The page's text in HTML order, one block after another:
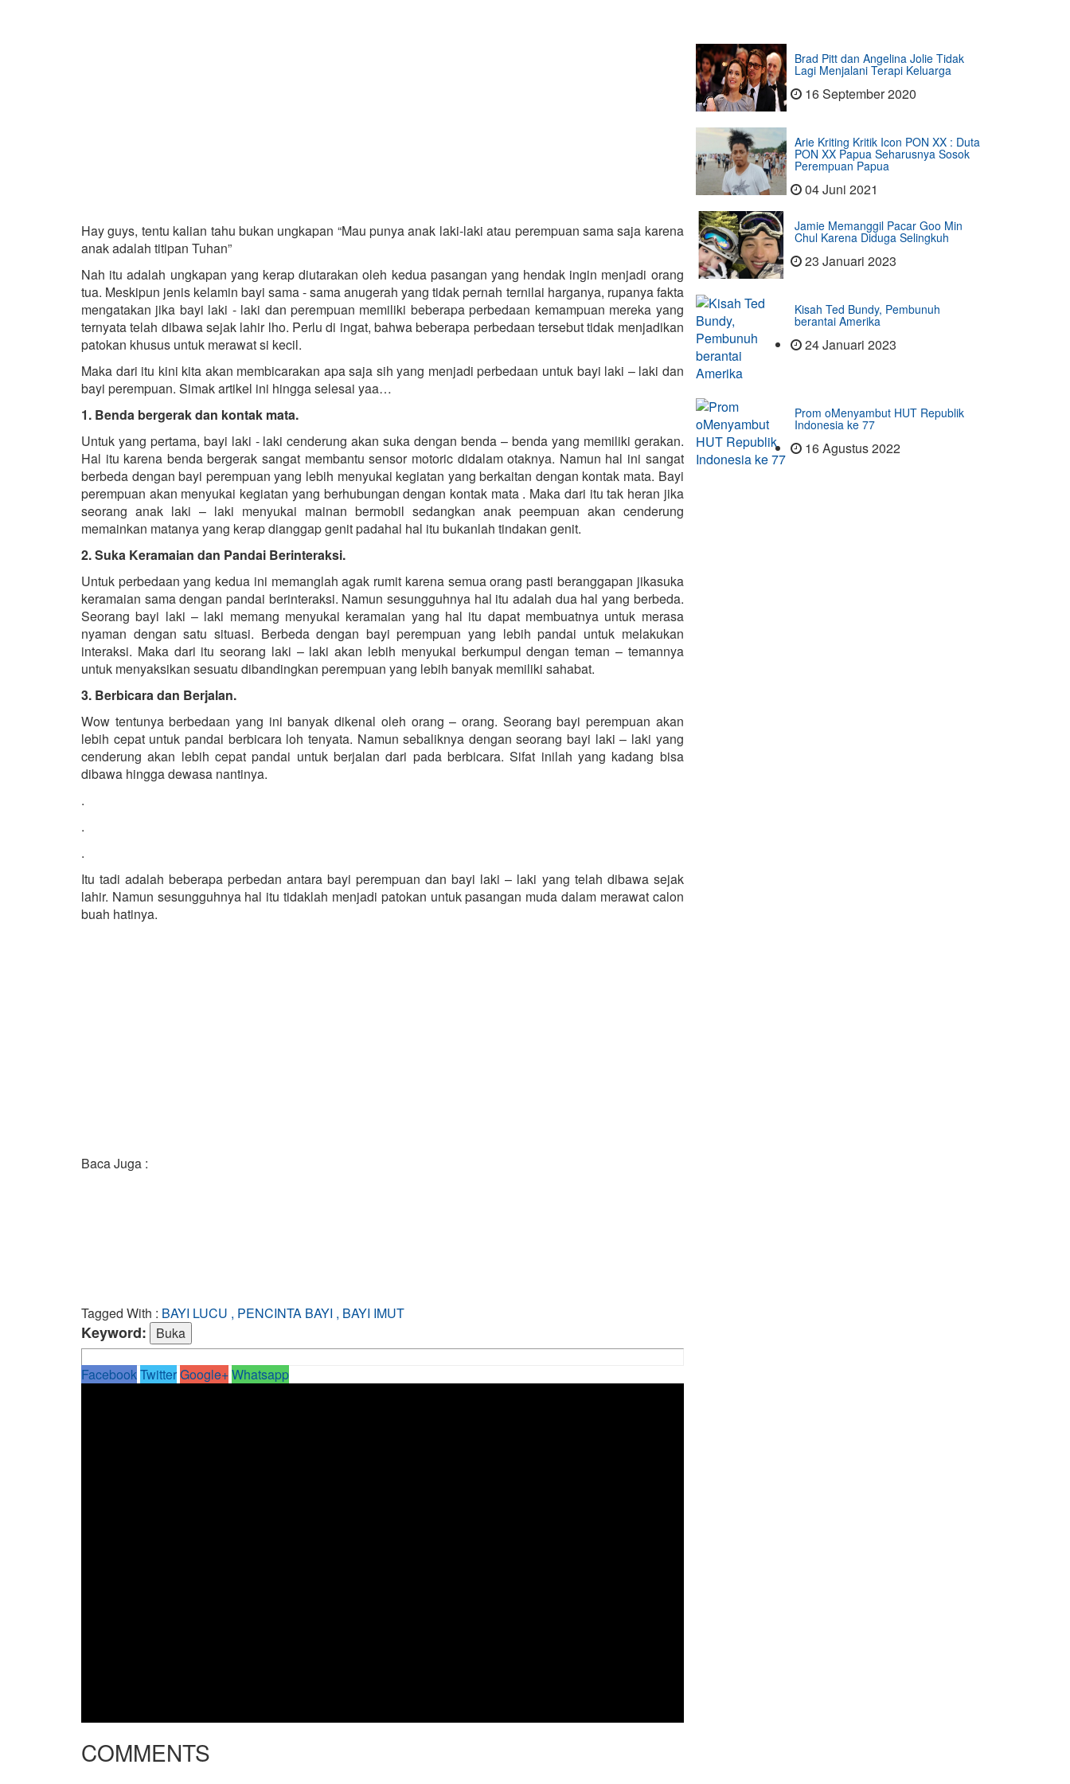
Hay guys, tentu kalian tahu bukan ungkapan “Mau punya anak laki-laki atau perempuan sama saja karena
anak adalah titipan Tuhan”
Nah itu adalah ungkapan yang kerap diutarakan oleh kedua pasangan yang hendak ingin menjadi orang
tua. Meskipun jenis kelamin bayi sama - sama anugerah yang tidak pernah ternilai harganya, rupanya fakta
mengatakan jika bayi laki - laki dan perempuan memiliki beberapa perbedaan kemampuan mereka yang
ternyata telah dibawa sejak lahir lho. Perlu di ingat, bahwa beberapa perbedaan tersebut tidak menjadikan
patokan khusus untuk merawat si kecil.
Maka dari itu kini kita akan membicarakan apa saja sih yang menjadi perbedaan untuk bayi laki – laki dan
bayi perempuan. Simak artikel ini hingga selesai yaa…
1. Benda bergerak dan kontak mata.
Untuk yang pertama, bayi laki - laki cenderung akan suka dengan benda – benda yang memiliki gerakan.
Hal itu karena benda bergerak sangat membantu sensor motoric didalam otaknya. Namun hal ini sangat
berbeda dengan bayi perempuan yang lebih menyukai kegiatan yang berkaitan dengan kontak mata. Bayi
perempuan akan menyukai kegiatan yang berhubungan dengan kontak mata . Maka dari itu tak heran jika
seorang anak laki – laki menyukai mainan bermobil sedangkan anak peempuan akan cenderung
memainkan matanya yang kerap dianggap genit padahal hal itu bukanlah tindakan genit.
2. Suka Keramaian dan Pandai Berinteraksi.
Untuk perbedaan yang kedua ini memanglah agak rumit karena semua orang pasti beranggapan jikasuka
keramaian sama dengan pandai berinteraksi. Namun sesungguhnya hal itu adalah dua hal yang berbeda.
Seorang bayi laki – laki memang menyukai keramaian yang hal itu dapat membuatnya untuk merasa
nyaman dengan satu situasi. Berbeda dengan bayi perempuan yang lebih pandai untuk melakukan
interaksi. Maka dari itu seorang laki – laki akan lebih menyukai berkumpul dengan teman – temannya
untuk menyaksikan sesuatu dibandingkan perempuan yang lebih banyak memiliki sahabat.
3. Berbicara dan Berjalan.
Wow tentunya berbedaan yang ini banyak dikenal oleh orang – orang. Seorang bayi perempuan akan
lebih cepat untuk pandai berbicara loh tenyata. Namun sebaliknya dengan seorang bayi laki – laki yang
cenderung akan lebih cepat pandai untuk berjalan dari pada berbicara. Sifat inilah yang kadang bisa
dibawa hingga dewasa nantinya.
.
.
.
Itu tadi adalah beberapa perbedan antara bayi perempuan dan bayi laki – laki yang telah dibawa sejak
lahir. Namun sesungguhnya hal itu tidaklah menjadi patokan untuk pasangan muda dalam merawat calon
buah hatinya.
Baca Juga :
Tagged With : BAYI LUCU , PENCINTA BAYI , BAYI IMUT
Keyword:
FacebookTwitterGoogle+Whatsapp
COMMENTS
Brad Pitt dan Angelina Jolie Tidak
Lagi Menjalani Terapi Keluarga
16 September 2020
Arie Kriting Kritik Icon PON XX : Duta
PON XX Papua Seharusnya Sosok
Perempuan Papua
04 Juni 2021
Jamie Memanggil Pacar Goo Min
Chul Karena Diduga Selingkuh
23 Januari 2023
Kisah Ted Bundy, Pembunuh
berantai Amerika
24 Januari 2023
Prom oMenyambut HUT Republik
Indonesia ke 77
16 Agustus 2022